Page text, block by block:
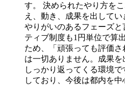
す。
決められたやり方を
え、動き、成果を出して
やりがいのあるフェーズと
ティブ制度も1円単位で算
ため、「頑張っても評価
は一切ありません。成果
しっかり返ってくる環境で
しており、今後は都内を